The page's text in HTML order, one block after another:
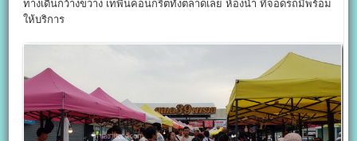
ทางเดินกว้างขวาง เทพื้นคอนกรีตทั้งตลาดเลย ห้องน้ำ ที่จอดรถมีพร้อม
ให้บริการ